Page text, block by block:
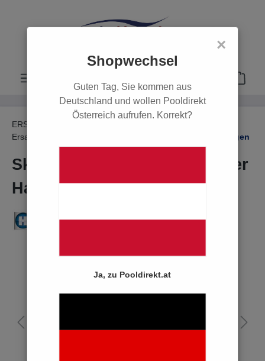
×
Shopwechsel
Guten Tag, Sie kommen aus
Deutschland und wollen Pooldirekt
Österreich aufrufen. Korrekt?
Ja, zu Pooldirekt.at
ERSATZTEILE
Ersatzteile Skimmer
Ersatzteile Rahmen und Dichtungen
Skimmerdichtung für Skimmer
Hayward 1090